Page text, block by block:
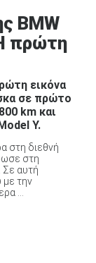
BMW
πρώτη
εικόνα
σε πρώτο
km και
Y.
στη διεθνή
στη
Σε αυτή
με την
...